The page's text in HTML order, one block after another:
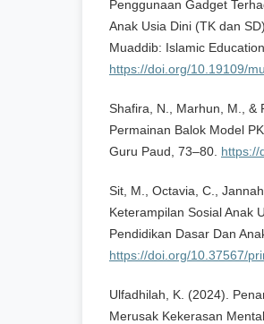
Penggunaan Gadget
Anak Usia Dini (TK dan
Muaddib: Islamic
https://doi.org/10.19109/
Shafira, N., Marhun, M., &
Permainan Balok Model
Guru Paud, 73–80. https://
Sit, M., Octavia, C.,
Keterampilan Sosial Anak
Pendidikan Dasar Dan
https://doi.org/10.37567/
Ulfadhilah, K. (2024).
Merusak Kekerasan